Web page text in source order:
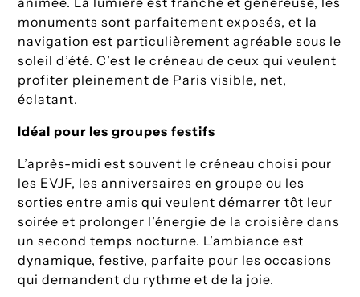
monuments sont parfaitement exposés, et la
navigation est particulièrement agréable sous le
soleil d’été. C’est le créneau de ceux qui veulent
profiter pleinement de Paris visible, net,
éclatant.
Idéal pour les groupes festifs
L’après-midi est souvent le créneau choisi pour
les EVJF, les anniversaires en groupe ou les
sorties entre amis qui veulent démarrer tôt leur
soirée et prolonger l’énergie de la croisière dans
un second temps nocturne. L’ambiance est
dynamique, festive, parfaite pour les occasions
qui demandent du rythme et de la joie.